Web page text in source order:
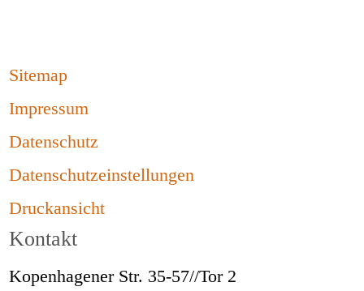
Sitemap
Impressum
Datenschutz
Datenschutzeinstellungen
Druckansicht
Kontakt
Kopenhagener Str. 35-57//Tor 2